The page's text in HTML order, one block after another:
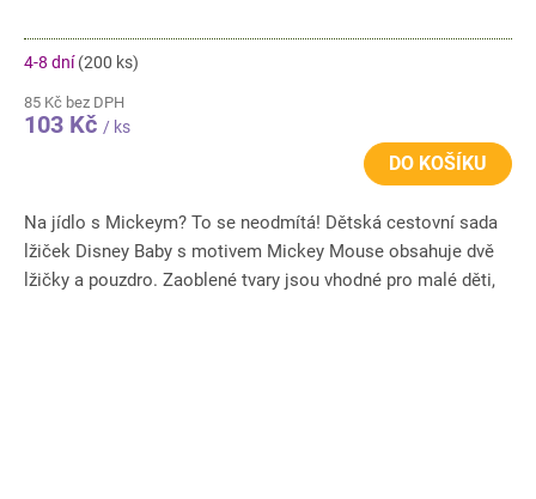
4-8 dní(200 ks)
85 Kč bez DPH
103 Kč / ks
DO KOŠÍKU
Na jídlo s Mickeym? To se neodmítá! Dětská cestovní sada
lžiček Disney Baby s motivem Mickey Mouse obsahuje dvě
lžičky a pouzdro. Zaoblené tvary jsou vhodné pro malé děti,